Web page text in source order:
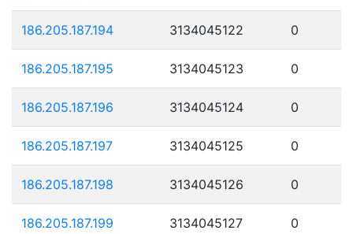
186.205.187.194 3134045122 0
186.205.187.195 3134045123 0
186.205.187.196 3134045124 0
186.205.187.197 3134045125 0
186.205.187.198 3134045126 0
186.205.187.199 3134045127 0